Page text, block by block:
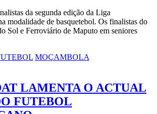
da segunda edição da Liga
modalidade de basquetebol. Os finalistas do
Sol e Ferroviário de Maputo em seniores
MOÇAMBOLA
LAMENTA O ACTUAL
FUTEBOL